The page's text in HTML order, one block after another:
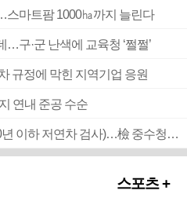
스마트팜 1000㏊까지 늘린다
구·군 난색에 교육청 ‘쩔쩔’
규정에 막힌 지역기업 응원
연내 준공 수순
■ 검사 신분 버리고 직급하향(10년 이하 저연차 검사)…檢 중수청행 기피
스포츠 +